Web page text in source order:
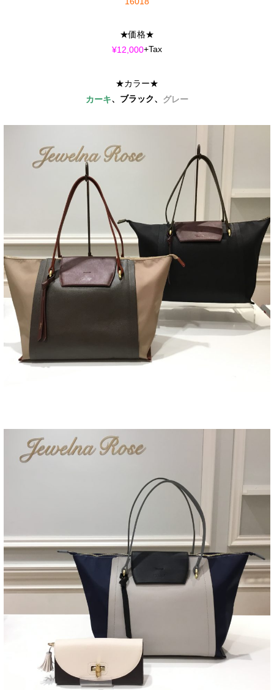
★価格★
¥12,000+Tax
★カラー★
カーキ、ブラック、 グレー